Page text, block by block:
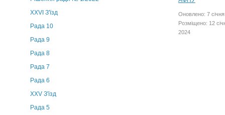
XXVI З'їзд
Рада 10
Рада 9
Рада 8
Рада 7
Рада 6
XXV З'їзд
Рада 5
Оновлено: 7 січня
Розміщено: 12
2024